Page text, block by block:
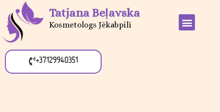
Tatjana Beļavska
Kosmetologs Jēkabpilī
+37129940351